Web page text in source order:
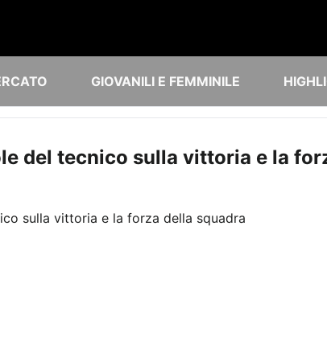
GIOVANILI E FEMMINILE
del tecnico sulla vittoria e la